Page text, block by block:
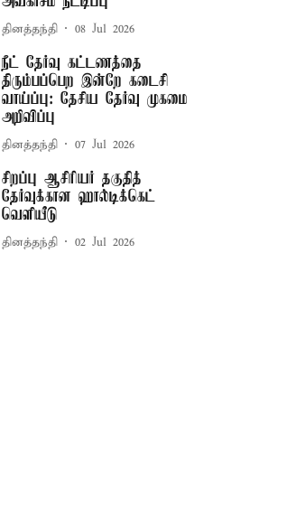
தினத்தந்தி 08 Jul 2026
நீட் தேர்வு கட்டணத்தை
திரும்பப்பெற இன்றே கடைசி
வாய்ப்பு: தேசிய தேர்வு முகமை
அறிவிப்பு
தினத்தந்தி 07 Jul 2026
சிறப்பு ஆசிரியர் தகுதித்
தேர்வுக்கான ஹால்டிக்கெட்
வெளியீடு
தினத்தந்தி 02 Jul 2026